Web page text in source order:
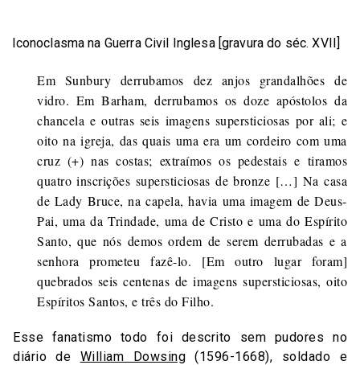
Iconoclasma na Guerra Civil Inglesa [gravura do séc. XVII]
Em Sunbury derrubamos dez anjos grandalhões de
vidro. Em Barham, derrubamos os doze apóstolos da
chancela e outras seis imagens supersticiosas por ali; e
oito na igreja, das quais uma era um cordeiro com uma
cruz (+) nas costas; extraímos os pedestais e tiramos
quatro inscrições supersticiosas de bronze […] Na casa
de Lady Bruce, na capela, havia uma imagem de Deus-
Pai, uma da Trindade, uma de Cristo e uma do Espírito
Santo, que nós demos ordem de serem derrubadas e a
senhora prometeu fazê-lo. [Em outro lugar foram]
quebrados seis centenas de imagens supersticiosas, oito
Espíritos Santos, e três do Filho.
Esse fanatismo todo foi descrito sem pudores no
diário de William Dowsing (1596-1668), soldado e